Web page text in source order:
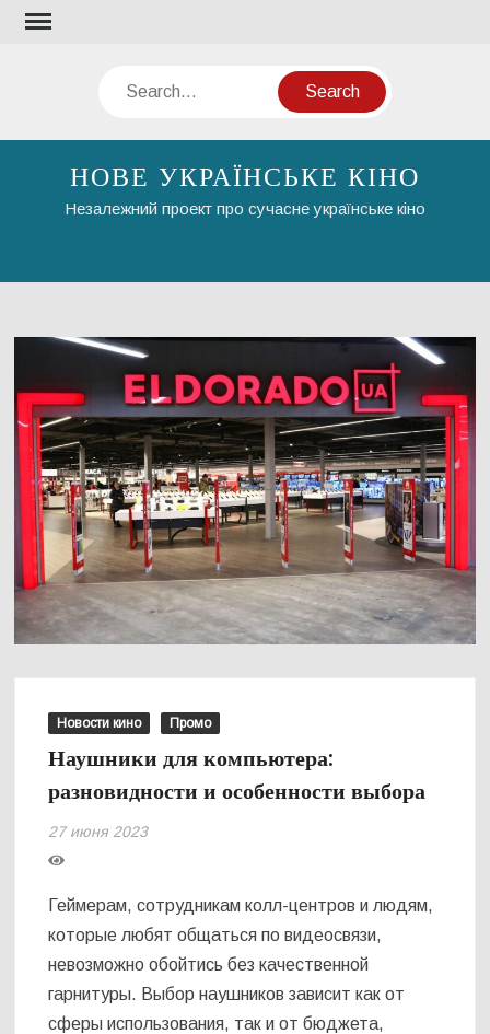
Skip
Search
НОВЕ УКРАЇНСЬКЕ КІНО
Незалежний проект про сучасне українське кіно
Новости кино Промо
Наушники для компьютера:
разновидности и особенности выбора
27 июня 2023
Геймерам, сотрудникам колл-центров и людям,
которые любят общаться по видеосвязи,
невозможно обойтись без качественной
гарнитуры. Выбор наушников зависит как от
сферы использования, так и от бюджета,